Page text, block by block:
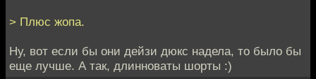
> Плюс жопа.
Ну, вот если бы они дейзи дюкс надела, то было бы
еще лучше. А так, длинноваты шорты :)